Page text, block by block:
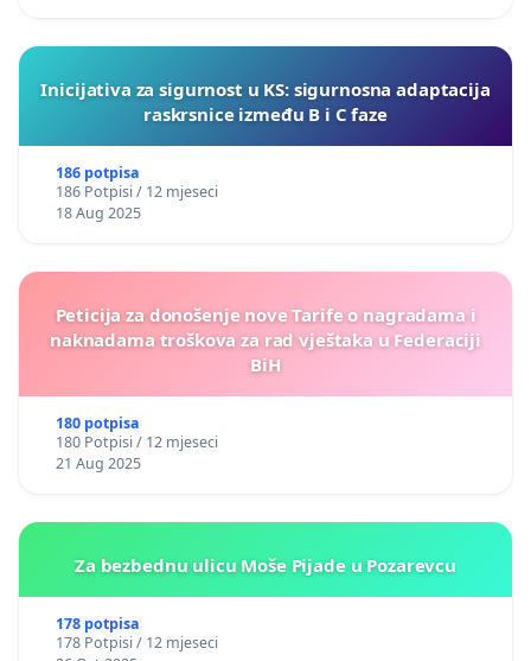
Inicijativa za sigurnost u KS: sigurnosna adaptacija
raskrsnice između B i C faze
186 potpisa
186 Potpisi / 12 mjeseci
18 Aug 2025
Peticija za donošenje nove Tarife o nagradama i
naknadama troškova za rad vještaka u Federaciji
BiH
180 potpisa
180 Potpisi / 12 mjeseci
21 Aug 2025
Za bezbednu ulicu Moše Pijade u Pozarevcu
178 potpisa
178 Potpisi / 12 mjeseci